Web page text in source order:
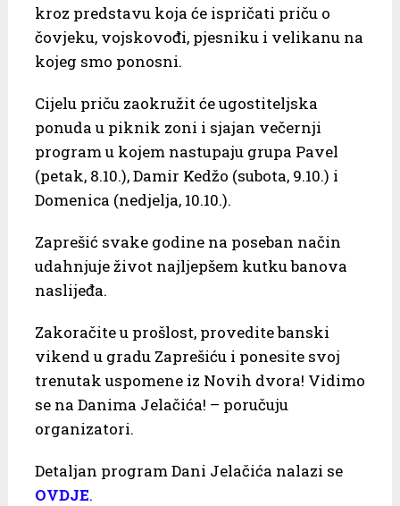
kroz predstavu koja će ispričati priču o
čovjeku, vojskovođi, pjesniku i velikanu na
kojeg smo ponosni.
Cijelu priču zaokružit će ugostiteljska
ponuda u piknik zoni i sjajan večernji
program u kojem nastupaju grupa Pavel
(petak, 8.10.), Damir Kedžo (subota, 9.10.) i
Domenica (nedjelja, 10.10.).
Zaprešić svake godine na poseban način
udahnjuje život najljepšem kutku banova
naslijeđa.
Zakoračite u prošlost, provedite banski
vikend u gradu Zaprešiću i ponesite svoj
trenutak uspomene iz Novih dvora! Vidimo
se na Danima Jelačića! – poručuju
organizatori.
Detaljan program Dani Jelačića nalazi se
OVDJE.